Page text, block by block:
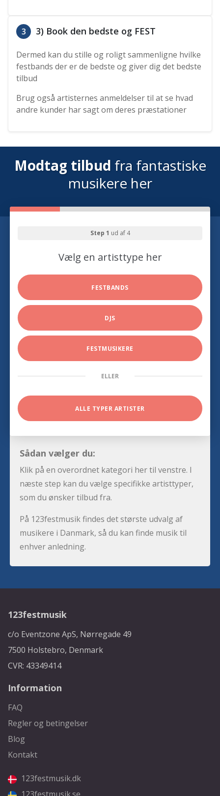
3 3) Book den bedste og FEST
Dermed kan du stille og roligt sammenligne hvilke
festbands der er de bedste og giver dig det bedste
tilbud
Brug også artisternes anmeldelser til at se hvad
andre kunder har sagt om deres præstationer
Modtag tilbud fra fantastiske
musikere her
Step 1 ud af 4
Vælg en artisttype her
FESTBANDS
DJS
FESTMUSIKERE
ELLER
ALLE TYPER ARTISTER
Sådan vælger du:
Klik på en overordnet kategori her til venstre. I
næste step kan du vælge specifikke artisttyper,
som du ønsker tilbud fra.
På 123festmusik findes det største udvalg af
musikere i Danmark, så du kan finde musik til
enhver anledning.
123festmusik
c/o Eventzone ApS, Nørregade 49
7500 Holstebro, Denmark
CVR: 43349414
Information
FAQ
Regler og betingelser
Blog
Kontakt
123festmusik.dk